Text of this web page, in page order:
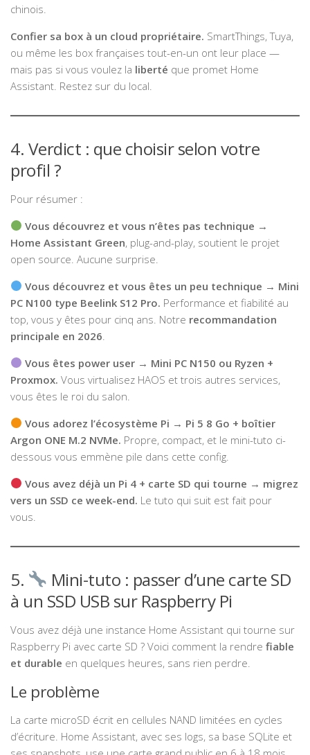
chinois.
Confier sa box à un cloud propriétaire. SmartThings, Tuya,
ou même les box françaises tout-en-un ont leur place —
mais pas si vous voulez la liberté que promet Home
Assistant. Restez sur du local.
4. Verdict : que choisir selon votre
profil ?
Pour résumer :
Vous découvrez et vous n’êtes pas technique →
Home Assistant Green, plug-and-play, soutient le projet
open source. Aucune surprise.
Vous découvrez et vous êtes un peu technique → Mini
PC N100 type Beelink S12 Pro. Performance et fiabilité au
top, vous y êtes pour cinq ans. Notre recommandation
principale en 2026
Vous êtes power user → Mini PC N150 ou Ryzen +
Proxmox. Vous virtualisez HAOS et trois autres services,
vous êtes le roi du salon.
Vous adorez l’écosystème Pi → Pi 5 8 Go + boîtier
Argon ONE M.2 NVMe. Propre, compact, et le mini-tuto ci-
dessous vous emmène pile dans cette config.
Vous avez déjà un Pi 4 + carte SD qui tourne → migrez
vers un SSD ce week-end. Le tuto qui suit est fait pour
vous.
5.
Mini-tuto : passer d’une carte SD
à un SSD USB sur Raspberry Pi
Vous avez déjà une instance Home Assistant qui tourne sur
Raspberry Pi avec carte SD ? Voici comment la rendre fiable
et durable en quelques heures, sans rien perdre.
Le problème
La carte microSD écrit en cellules NAND limitées en cycles
d’écriture. Home Assistant, avec ses logs, sa base SQLite et